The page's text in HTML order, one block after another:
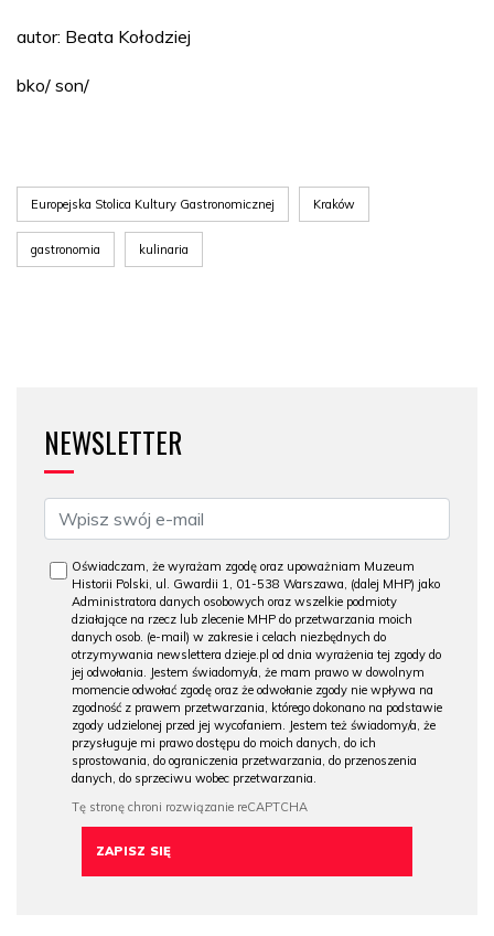
autor: Beata Kołodziej
bko/ son/
Europejska Stolica Kultury Gastronomicznej Kraków
gastronomia kulinaria
NEWSLETTER
Oświadczam, że wyrażam zgodę oraz upoważniam Muzeum
Historii Polski, ul. Gwardii 1, 01-538 Warszawa, (dalej MHP) jako
Administratora danych osobowych oraz wszelkie podmioty
działające na rzecz lub zlecenie MHP do przetwarzania moich
danych osob. (e-mail) w zakresie i celach niezbędnych do
otrzymywania newslettera dzieje.pl od dnia wyrażenia tej zgody do
jej odwołania. Jestem świadomy/a, że mam prawo w dowolnym
momencie odwołać zgodę oraz że odwołanie zgody nie wpływa na
zgodność z prawem przetwarzania, którego dokonano na podstawie
zgody udzielonej przed jej wycofaniem. Jestem też świadomy/a, że
przysługuje mi prawo dostępu do moich danych, do ich
sprostowania, do ograniczenia przetwarzania, do przenoszenia
danych, do sprzeciwu wobec przetwarzania.